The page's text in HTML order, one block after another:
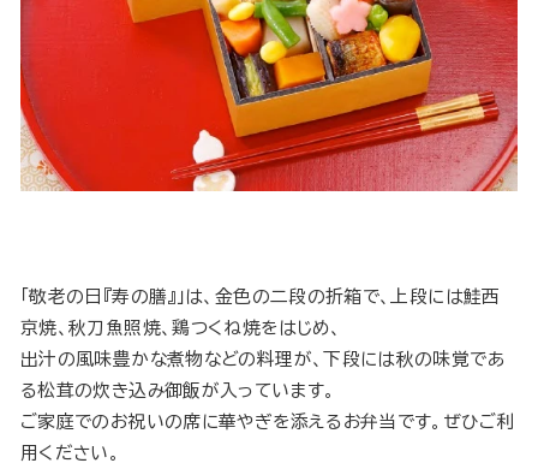
「敬老の日『寿の膳』」は、金色の二段の折箱で、上段には鮭西
京焼、秋刀魚照焼、鶏つくね焼をはじめ、
出汁の風味豊かな煮物などの料理が、下段には秋の味覚であ
る松茸の炊き込み御飯が入っています。
ご家庭でのお祝いの席に華やぎを添えるお弁当です。ぜひご利
用ください。